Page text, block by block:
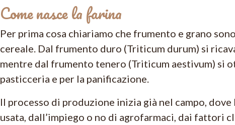
Come nasce la farina
Per prima cosa chiariamo che frumento e grano
cereale. Dal frumento duro (Triticum durum) si
mentre dal frumento tenero (Triticum aestivum) si
pasticceria e per la panificazione.
Il processo di produzione inizia già nel campo,
usata, dall’impiego o no di agrofarmaci, dai fattori